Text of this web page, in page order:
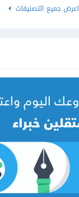
اعرض جميع التصنيفات